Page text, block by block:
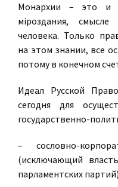
Монархии – это и
мiроздания,
человека. Только
на этом знании, все
потому в конечном
Идеал Русской
сегодня для
государственно-
– сословно-
(исключающий
парламентских